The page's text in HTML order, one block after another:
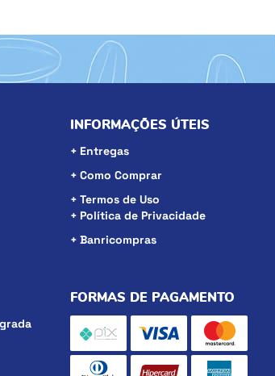
INFORMAÇÕES ÚTEIS
Entregas
Como Comprar
Termos de Uso
Política de Privacidade
Banricompras
FORMAS DE PAGAMENTO